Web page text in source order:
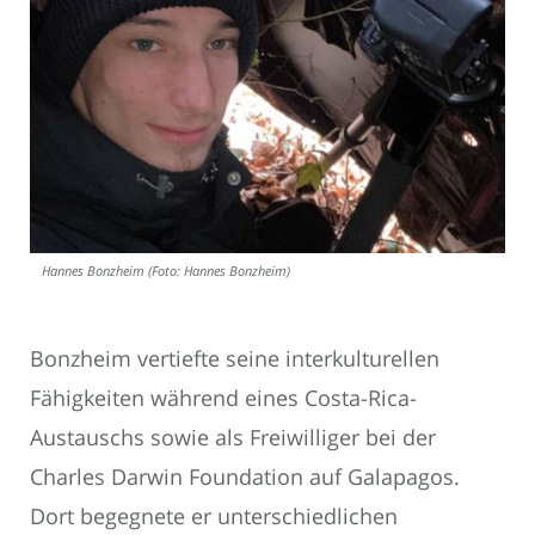
Hannes Bonzheim (Foto: Hannes Bonzheim)
Bonzheim vertiefte seine interkulturellen
Fähigkeiten während eines Costa-Rica-
Austauschs sowie als Freiwilliger bei der
Charles Darwin Foundation auf Galapagos.
Dort begegnete er unterschiedlichen